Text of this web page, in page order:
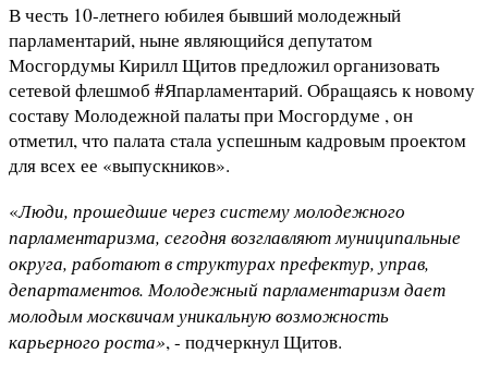
В честь 10-летнего юбилея бывший молодежный
парламентарий, ныне являющийся депутатом
Мосгордумы Кирилл Щитов предложил организовать
сетевой флешмоб #Япарламентарий. Обращаясь к новому
составу Молодежной палаты при Мосгордуме , он
отметил, что палата стала успешным кадровым проектом
для всех ее «выпускников».
«Люди, прошедшие через систему молодежного
парламентаризма, сегодня возглавляют муниципальные
округа, работают в структурах префектур, управ,
департаментов. Молодежный парламентаризм дает
молодым москвичам уникальную возможность
карьерного роста», - подчеркнул Щитов.